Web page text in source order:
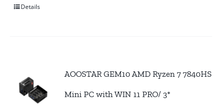
Details
AOOSTAR GEM10 AMD Ryzen 7 7840HS
Mini PC with WIN 11 PRO/ 3*